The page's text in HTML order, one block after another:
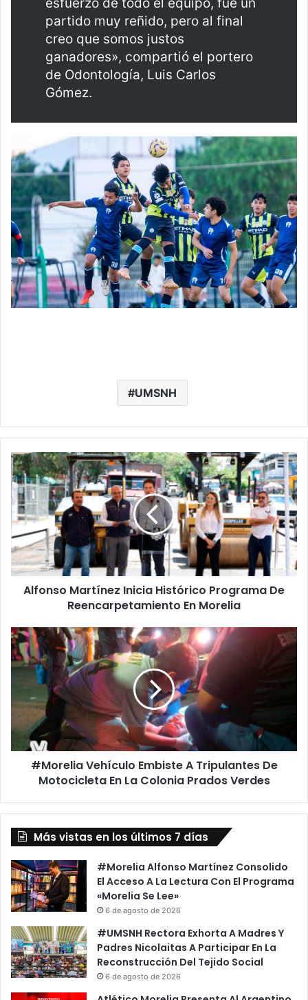
esfuerzo de todo el equipo, fue un
partido muy reñido, pero al final
creo que somos justos
ganadores», compartió el portero
de Odontología, Luis Carlos
Gómez.
UMSNH
Alfonso
Martínez
Inicia
Histórico
Programa
De
Reencarpetamiento
En
Morelia
Alfonso Martínez Inicia Histórico Programa De
Reencarpetamiento En Morelia
#Morelia
Vehículo
Embiste
Tripulantes
Motocicleta
En
La
Colonia
Prados
#Morelia Vehículo Embiste A Tripulantes De
Motocicleta En La Colonia Prados Verdes
Más vistas en los últimos 7 días
#Morelia Alfonso Martínez Consolido
El Acceso A La Lectura Con El Programa
«Morelia Se Lee»
6 de agosto de 2026
#UMSNH Rectora Exhorta A Madres Y
Padres Nicolaitas A Participar En La
Reconstrucción Del Tejido Social
6 de agosto de 2026